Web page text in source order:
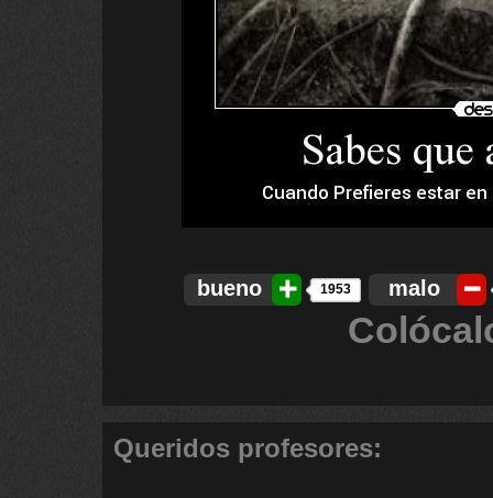
bueno 1953 malo
Queridos profesores: